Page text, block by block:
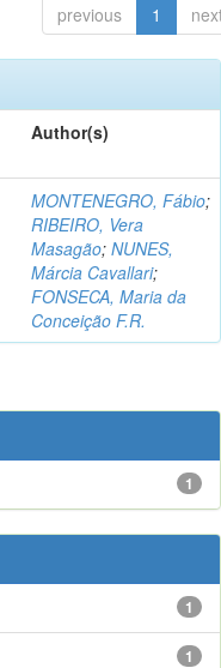
previous 1
Author(s)
MONTENEGRO, Fábio;
RIBEIRO, Vera
Masagão; NUNES,
Márcia Cavallari;
FONSECA, Maria da
Conceição F.R.
1
1
1